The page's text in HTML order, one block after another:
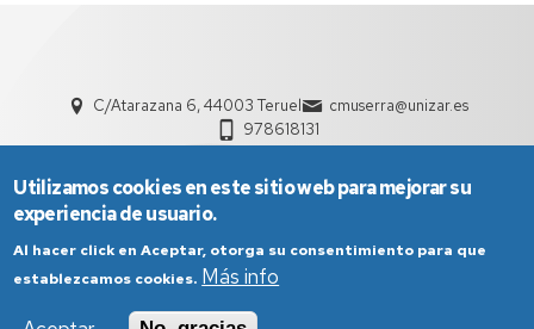
C/Atarazana 6, 44003 Teruel
cmuserra@unizar.es
978618131
Aviso Legal Condiciones generales de uso
Utilizamos cookies en este sitio web para mejorar su
experiencia de usuario.
Al hacer click en Aceptar, otorga su consentimiento para que
establezcamos cookies. Más info